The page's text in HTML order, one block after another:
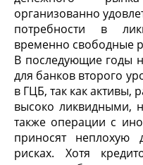
организованно
потребности в
временно свободные
В последующие годы
для банков второго
в ГЦБ, так как
высоко ликвидными,
также операции с
приносят неплохую
рисках. Хотя